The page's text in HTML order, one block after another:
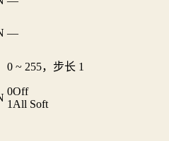
—
0 ~ 255，步长 1
0Off
1 All Soft